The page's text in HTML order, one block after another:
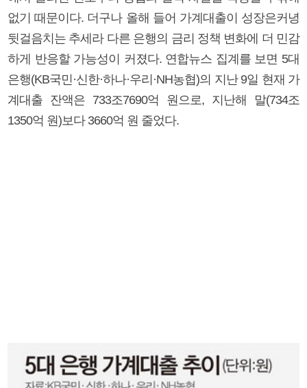
없기 때문이다. 더구나 올해 들어 가계대출이 성장은커녕
뒷걸음치는 추세라 다른 은행의 금리 정책 변화에 더 민감
하게 반응할 가능성이 커졌다. 연합뉴스 집계를 보면 5대
은행(KB국민·신한·하나·우리·NH농협)의 지난 9일 현재 가
계대출 잔액은 733조7690억 원으로, 지난해 말(734조
1350억 원)보다 3660억 원 줄었다.